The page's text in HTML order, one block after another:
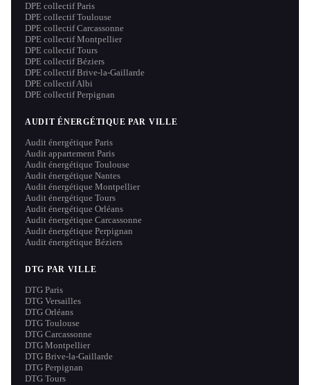
DPE collectif Paris
DPE collectif Toulouse
DPE collectif Carcassonne
DPE collectif Montpellier
DPE collectif Tours
DPE collectif Béziers
DPE collectif Brive-la-Gaillarde
DPE collectif Albi
DPE collectif Perpignan
AUDIT ÉNERGÉTIQUE PAR VILLE
Audit énergétique Paris
Audit appartement Paris
Audit énergétique Toulouse
Audit énergétique Nantes
Audit énergétique Montpellier
Audit énergétique Tours
Audit énergétique Orléans
Audit énergétique Carcassonne
Audit énergétique Perpignan
Audit énergétique Béziers
DTG PAR VILLE
DTG Paris
DTG Versailles
DTG Orléans
DTG Toulouse
DTG Carcassonne
DTG Montpellier
DTG Brive-la-Gaillarde
DTG Perpignan
DTG Tours